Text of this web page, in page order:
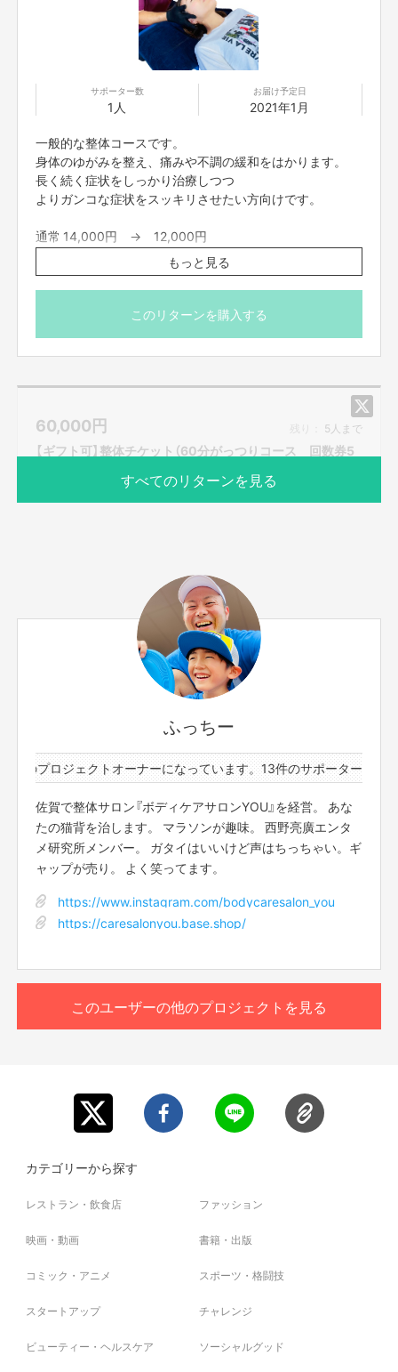
ふっちー
プロジェクトオーナーになっています。13件のサポーターと1件の
佐賀で整体サロン『ボディケアサロンYOU』を経営。 あな
たの猫背を治します。 マラソンが趣味。 西野亮廣エンタ
メ研究所メンバー。 ガタイはいいけど声はちっちゃい。ギ
ャップが売り。 よく笑ってます。
https://www.instagram.com/bodycaresalon_you
https://caresalonyou.base.shop/
サポーター数
1人
お届け予定日
2021年1月
一般的な整体コースです。
身体のゆがみを整え、痛みや不調の緩和をはかります。
長く続く症状をしっかり治療しつつ
よりガンコな症状をスッキリさせたい方向けです。
通常 14,000円 → 12,000円
＜対象＞
猫背矯正
身体のゆがみからくる
ゆがみが改善し、痛みやきつさなどの症状が軽減します
全身の循環、代謝アップが図れます
全身の筋肉のバランスをしっかり調整し、重心が安定しま
後日メールアドレスにご連絡させていただき調整させてい
もっと見る
このリターンを購入する
60,000円 残り： 5人まで
【ギフト可】整体チケット（60分がっつりコース 回数券5
回分）
サポーター数 お届け予定日
2021年1月
一般的な整体コースです。
身体のゆがみを整え、痛みや不調の緩和をはかります。
通常 65,000円→ 60,000円
＜対象＞
猫背矯正
身体のゆがみからくる
慢性的な肩こり、頭痛、腰痛でのお悩み
産前・産後の骨盤矯正
長く辛い身体のきつさ・だるさ など
＜効果＞
ゆがみが改善し、痛みやきつさなどの症状が軽減します
※まずはお試し体験をお受けになると
※ご予約に関しては、
このリターンを購入する
すべてのリターンを見る
このユーザーの他のプロジェクトを見る
カテゴリーから探す
レストラン・飲食店 ファッション
映画・動画 書籍・出版
コミック・アニメ スポーツ・格闘技
スタートアップ チャレンジ
ビューティー・ヘルスケア ソーシャルグッド